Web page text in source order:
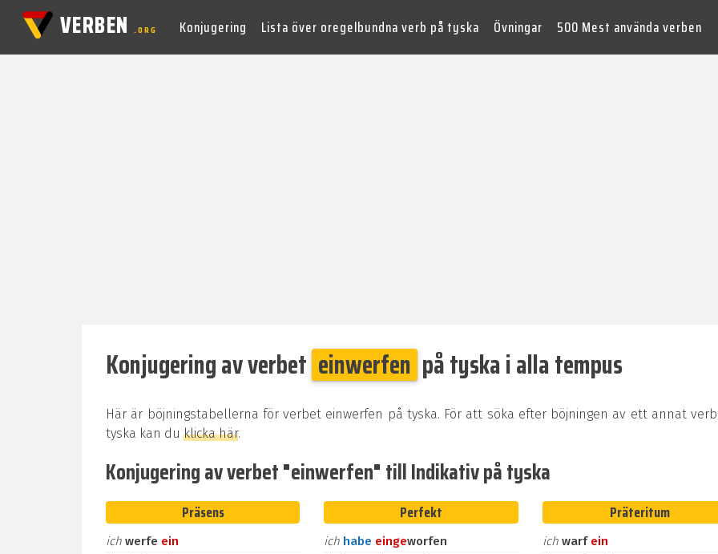
VERBEN.ORG Konjugering Lista över oregelbundna verb på tyska Övningar 500 Mest använda verben
Konjugering av verbet einwerfen på tyska i alla tempus
Här är böjningstabellerna för verbet einwerfen på tyska. För att söka efter böjningen av ett annat
tyska kan du klicka här.
Konjugering av verbet "einwerfen" till Indikativ på tyska
Präsens
ich werfe ein
Perfekt
ich habe eingeworfen
Präteritum
ich warf ein